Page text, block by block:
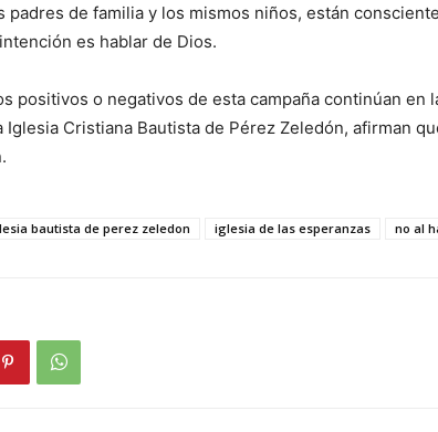
padres de familia y los mismos niños, están
es hablar de Dios.
positivos o negativos de esta campaña continúan en
Iglesia Cristiana Bautista de Pérez Zeledón, afirman
bautista de perez zeledon iglesia de las esperanzas no al